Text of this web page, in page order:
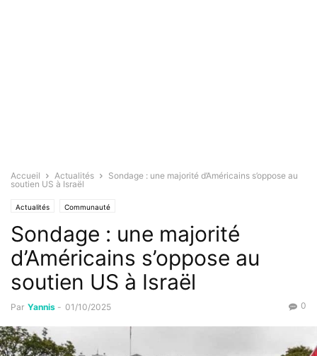
Accueil Actualités
Sondage : une majorité d’Américains s’oppose au
soutien US à Israël
Actualités Communauté
Sondage : une majorité
d’Américains s’oppose au
soutien US à Israël
Par Yannis - 01/10/2025 0